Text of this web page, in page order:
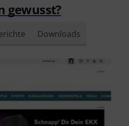
gewusst?
Downloads